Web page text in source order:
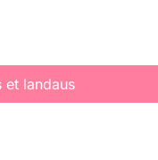
et landaus